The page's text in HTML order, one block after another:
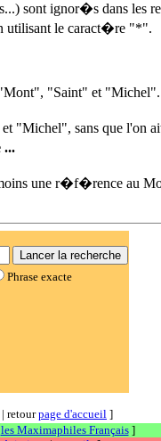
sont ignor�s dans les
utilisant le caract�re "*".
"Mont", "Saint" et "Michel".
"Michel", sans que
...
une r�f�rence au
Phrase exacte
| retourpage d'accueil ]
les Maximaphiles Français]